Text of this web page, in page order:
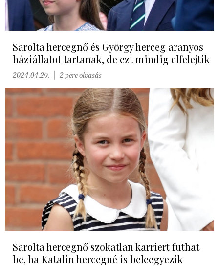
Sarolta hercegnő és György herceg aranyos
háziállatot tartanak, de ezt mindig elfelejtik
2024.04.29. 2 perc olvasás
Sarolta hercegnő szokatlan karriert futhat
be, ha Katalin hercegné is beleegyezik